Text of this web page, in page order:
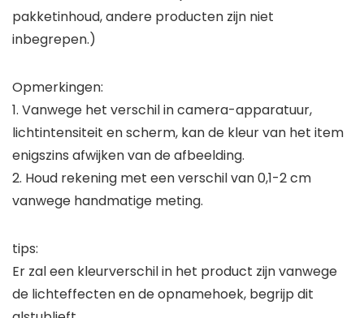
pakketinhoud, andere producten zijn niet
inbegrepen.)
Opmerkingen:
1. Vanwege het verschil in camera-apparatuur,
lichtintensiteit en scherm, kan de kleur van het item
enigszins afwijken van de afbeelding.
2. Houd rekening met een verschil van 0,1-2 cm
vanwege handmatige meting.
tips:
Er zal een kleurverschil in het product zijn vanwege
de lichteffecten en de opnamehoek, begrijp dit